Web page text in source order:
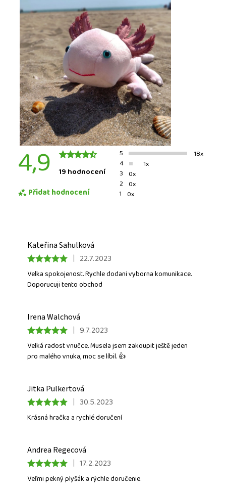
4,9
19 hodnocení
Přidat hodnocení
5
18x
4
1x
3
0x
2
0x
1
0x
Stisknutím tlačítka
ODESLATHODNOCENÍpotvrzujete, že jste se
seznámili s našimi
Kateřina Sahulková
| 22.7.2023
Velka spokojenost. Rychle dodani vyborna komunikace.
Doporucuji tento obchod
Irena Walchová
| 9.7.2023
Velká radost vnučce. Musela jsem zakoupit ještě jeden
pro malého vnuka, moc se líbil. 👍
Jitka Pulkertová
| 30.5.2023
Krásná hračka a rychlé doručení
Andrea Regecová
| 17.2.2023
Veľmi pekný plyšák a rýchle doručenie.